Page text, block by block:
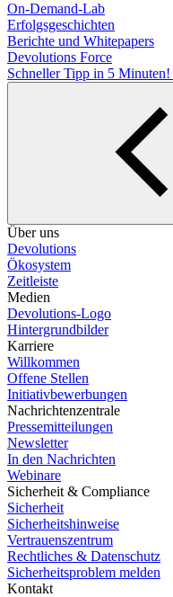
On-Demand-Lab
Erfolgsgeschichten
Berichte und Whitepapers
Devolutions Force
Schneller Tipp in 5 Minuten!
Über uns
Devolutions
Ökosystem
Zeitleiste
Medien
Devolutions-Logo
Hintergrundbilder
Karriere
Willkommen
Offene Stellen
Initiativbewerbungen
Nachrichtenzentrale
Pressemitteilungen
Newsletter
In den Nachrichten
Webinare
Sicherheit & Compliance
Sicherheit
Sicherheitshinweise
Vertrauenszentrum
Rechtliches & Datenschutz
Sicherheitsproblem melden
Kontakt